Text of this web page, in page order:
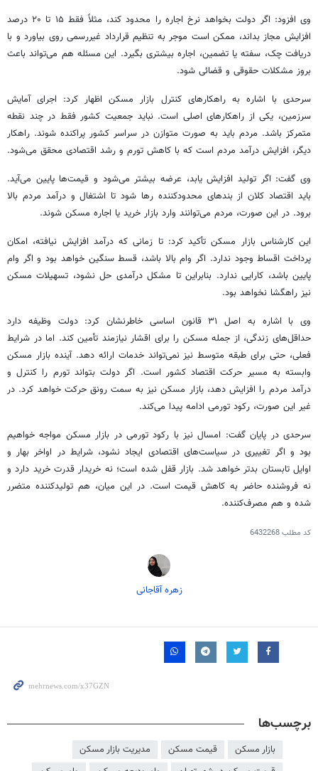
وی افزود: اگر دولت بخواهد نرخ اجاره را محدود کند، مثلاً فقط ۱۵ تا ۲۰ درصد
افزایش مجاز بداند، ممکن است موجربه تنظیم قرارداد غیررسمی روی بیاورد و با
دریافت چک، سفته یا تضمین، اجاره بیشتری بگیرد. این مسئله هم می‌تواند باعث
بروز مشکلات حقوقی و قضائی شود.
سرحدی با اشاره به راهکارهایکنترل بازار مسکن اظهار کرد: اجرای آمایش
سرزمین، یکی از راهکارهای اصلی است. نباید جمعیت کشور فقط در چند نقطه
متمرکز باشد. مردم باید به صورت متوازن در سراسر کشور پراکنده شوند. راهکار
دیگر، افزایش درآمد مردم است که با کاهش تورم و رشد اقتصادی محقق می‌شود.
وی گفت: اگر تولید افزایش یابد، عرضه بیشتر می‌شود و قیمت‌ها پایین می‌آید.
باید اقتصاد کلان از بندهای محدودکنندهرها شود تا اشتغال و درآمد مردم بالا
برود. در این صورت، مردم می‌توانند وارد بازار خرید یا اجاره مسکن شوند.
این کارشناس بازار مسکن تأکید کرد: تا زمانی که درآمد افزایش نیافته، امکان
پرداخت اقساط وجود ندارد. اگر وامبالا باشد، قسط سنگین خواهد بود و اگر وام
پایین باشد، کارایی ندارد. بنابراین تا مشکل درآمدی حل نشود، تسهیلات مسکن
نیز راهگشا نخواهد بود.
وی با اشاره به اصل ۳۱ قانون اساسی خاطرنشان کرد: دولت وظیفه دارد
حداقل‌های زندگی، از جمله مسکن را برای اقشار نیازمند تأمین کند. اما در شرایط
فعلی، حتی برای طبقه متوسط نیز نمی‌تواند خدمات ارائه دهد. آینده بازار مسکن
وابسته به مسیر حرکت اقتصاد کشور است. اگر دولت بتواند تورم را کنترلو
درآمد مردم را افزایش دهد، بازار مسکن نیز به سمت رونق حرکت خواهد کرد. در
غیر این صورت، رکود تورمی ادامه پیدا می‌کند.
سرحدی در پایان گفت: امسال نیز با رکود تورمی در بازار مسکن مواجهخواهیم
بود و اگر تغییری در سیاست‌های اقتصادی ایجاد نشود، شرایط در اواخر بهار و
اوایل تابستان بدتر خواهد شد. بازار قفل شده است؛ نه خریدار قدرت خرید دارد و
نه فروشنده حاضر به کاهش قیمت است. در این میان، هم تولیدکننده متضرر
شده و هم مصرف‌کننده.
کد مطلب6432268
زهره آقاجانی
برچسب‌ها
بازار مسکن قیمت مسکن
مدیریت بازار مسکن